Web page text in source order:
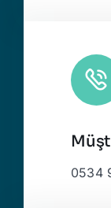
0534